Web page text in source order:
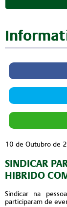
10 de Outubro de
SINDICAR
HIBRIDO
Sindicar na
participaram de